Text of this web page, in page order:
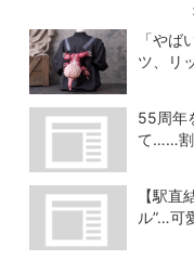
ンおもちゃ”、歴代30
かしい」と喜びの声「やば
ツ、リ
55周年
て……割
【駅
ル”…可